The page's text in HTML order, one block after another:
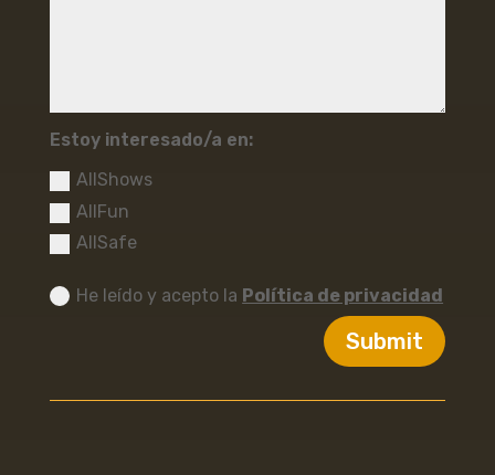
Estoy interesado/a en:
AllShows
AllFun
AllSafe
He leído y acepto la Política de privacidad
Submit